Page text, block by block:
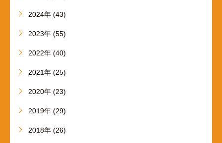
2024年 (43)
2023年 (55)
2022年 (40)
2021年 (25)
2020年 (23)
2019年 (29)
2018年 (26)